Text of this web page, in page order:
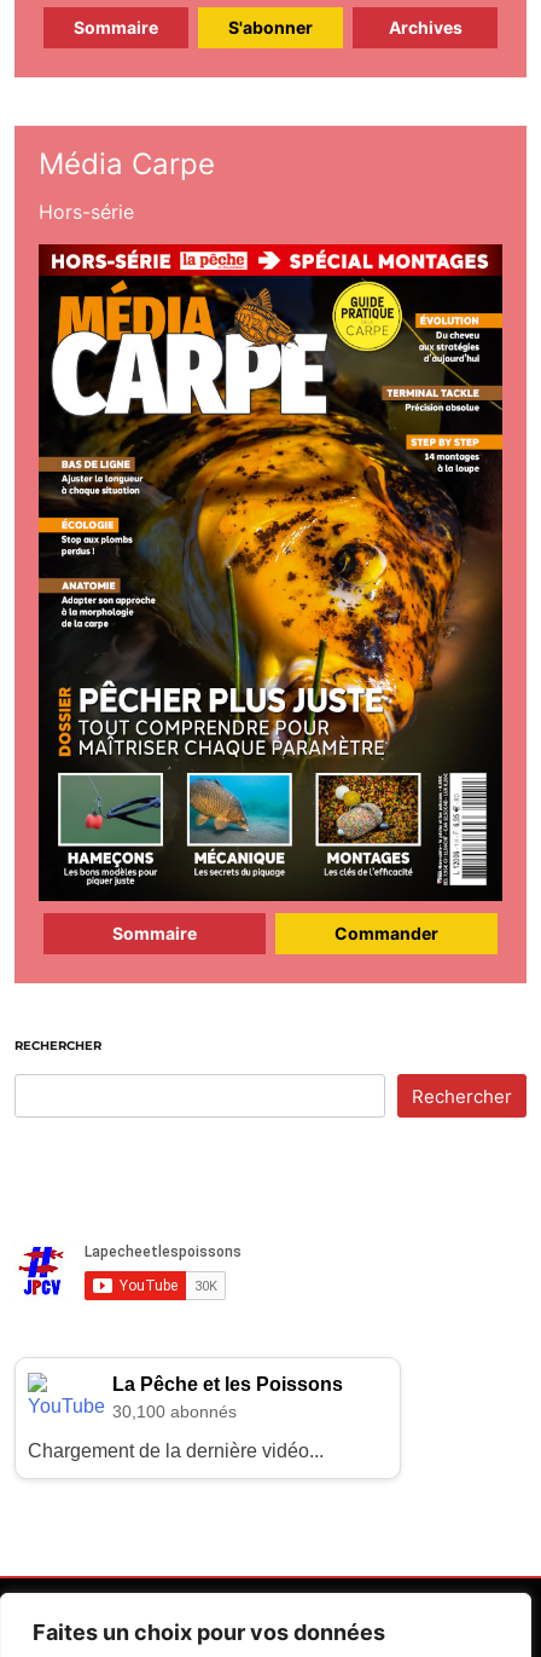
Faites un choix pour vos données
Sommaire S'abonner Archives
Média Carpe
Hors-série
Sommaire Commander
RECHERCHER
Rechercher
La Pêche et les Poissons
30,100 abonnés
Chargement de la dernière vidéo...